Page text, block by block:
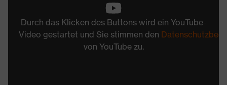
Durch das Klicken des Buttons wird ein YouTube-
Video gestartet und Sie stimmen den
von YouTube zu.